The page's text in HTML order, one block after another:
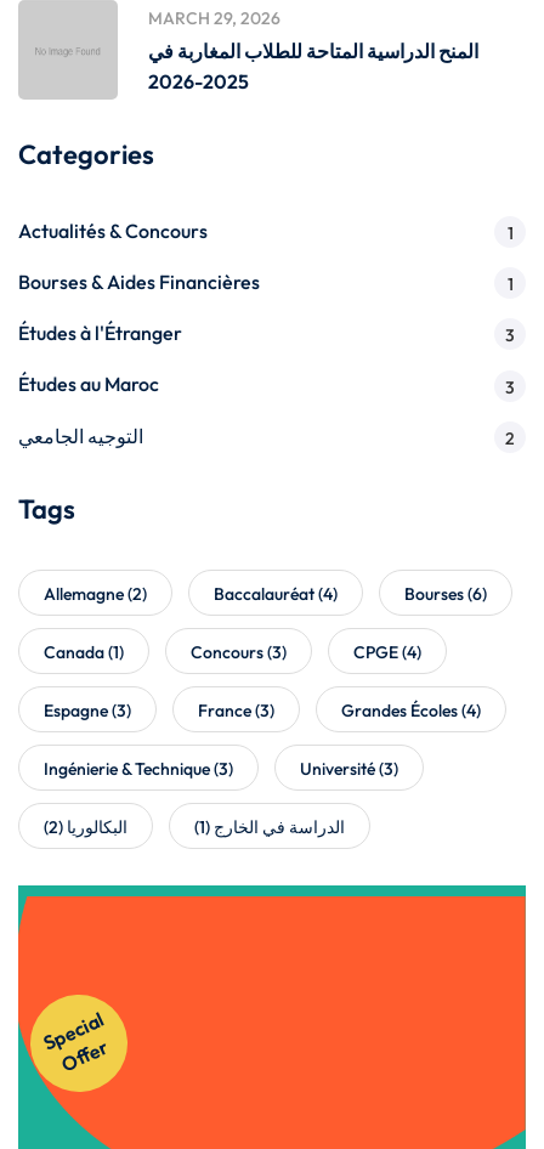
MARCH 29, 2026
المنح الدراسية المتاحة للطلاب المغاربة في
2025-2026
Categories
Actualités & Concours 1
Bourses & Aides Financières 1
Études à l'Étranger 3
Études au Maroc 3
التوجيه الجامعي 2
Tags
Allemagne(2) Baccalauréat(4) Bourses(6)
Canada(1) Concours(3) CPGE(4)
Espagne(3) France(3) Grandes Écoles(4)
Ingénierie & Technique(3) Université(3)
البكالوريا (2) الدراسة في الخارج (1)
S
p
e
ci
al
O
f
f
e
r
Get Instant Access to Our